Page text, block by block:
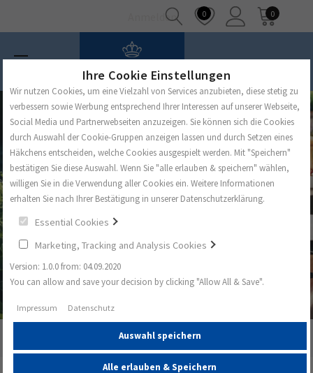
Anmelden 0 0
Lido Frühstücksteller 20 cm Coup Black Line
Ihre Cookie Einstellungen
Wir nutzen Cookies, um eine Vielzahl von Services anzubieten, diese stetig zu
verbessern sowie Werbung entsprechend Ihrer Interessen auf unserer Webseite,
Social Media und Partnerwebseiten anzuzeigen. Sie können sich die Cookies
durch Auswahl der Cookie-Gruppen anzeigen lassen und durch Setzen eines
Häkchens entscheiden, welche Cookies ausgespielt werden. Mit "Speichern"
bestätigen Sie diese Auswahl. Wenn Sie "alle erlauben & speichern" wählen,
willigen Sie in die Verwendung aller Cookies ein. Weitere Informationen
erhalten Sie nach Ihrer Bestätigung in unserer Datenschutzerklärung.
Essential Cookies
Marketing, Tracking and Analysis Cookies
Version: 1.0.0 from: 04.09.2020
You can allow and save your decision by clicking "Allow All & Save".
Impressum Datenschutz
Auswahl speichern
Alle erlauben & Speichern